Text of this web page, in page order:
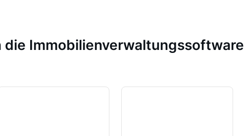
Immobilienverwaltungssoftware